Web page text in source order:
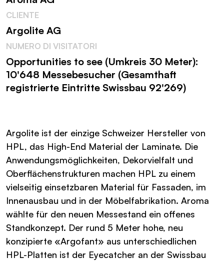
CLIENTE
Argolite AG
NUMERO DI VISITATORI
Opportunities to see (Umkreis 30 Meter):
10'648 Messebesucher (Gesamthaft
registrierte Eintritte Swissbau 92'269)
Argolite ist der einzige Schweizer Hersteller von
HPL, das High-End Material der Laminate. Die
Anwendungsmöglichkeiten, Dekorvielfalt und
Oberflächenstrukturen machen HPL zu einem
vielseitig einsetzbaren Material für Fassaden, im
Innenausbau und in der Möbelfabrikation. Aroma
wählte für den neuen Messestand ein offenes
Standkonzept. Der rund 5 Meter hohe, neu
konzipierte «Argofant» aus unterschiedlichen
HPL-Platten ist der Eyecatcher an der Swissbau